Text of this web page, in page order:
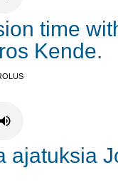
time
Kende.
ajatuksia